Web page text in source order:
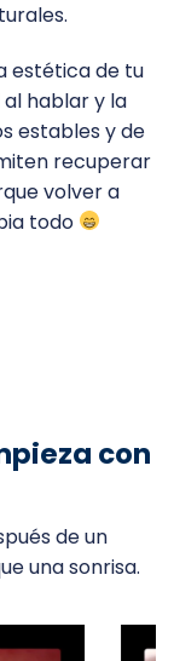
estética de tu
hablar y la
estables y de
recuperar
volver a
todo
con
de un
una sonrisa.